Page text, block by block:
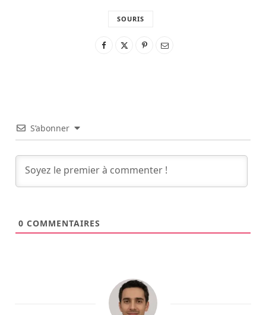
SOURIS
S’abonner
0 COMMENTAIRES